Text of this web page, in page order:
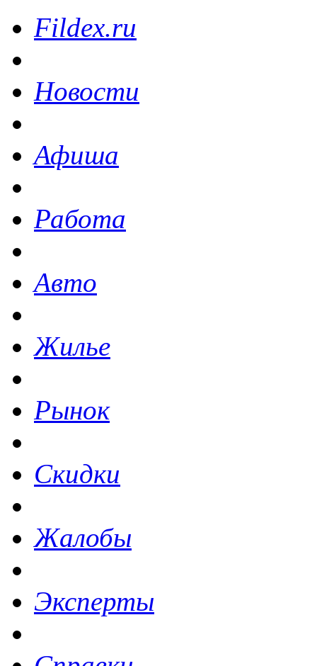
Fildex.ru
Новости
Афиша
Работа
Авто
Жилье
Рынок
Скидки
Жалобы
Эксперты